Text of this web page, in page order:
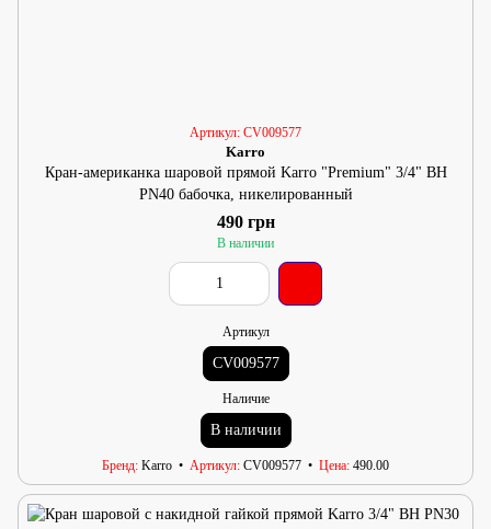
Артикул: CV009577
Karro
Кран-американка шаровой прямой Karro "Premium" 3/4" ВН
PN40 бабочка, никелированный
490 грн
В наличии
Артикул
CV009577
Наличие
В наличии
Бренд Karro Артикул CV009577 Цена 490.00